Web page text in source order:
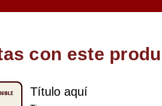
con este
Título aquí